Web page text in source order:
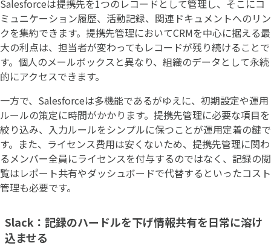
Salesforceは提携先を1つのレコードとして管理し、そこにコ
ミュニケーション履歴、活動記録、関連ドキュメントへのリン
クを集約できます。提携先管理においてCRMを中心に据える最
大の利点は、担当者が変わってもレコードが残り続けることで
す。個人のメールボックスと異なり、組織のデータとして永続
的にアクセスできます。
一方で、Salesforceは多機能であるがゆえに、初期設定や運用
ルールの策定に時間がかかります。提携先管理に必要な項目を
絞り込み、入力ルールをシンプルに保つことが運用定着の鍵で
す。また、ライセンス費用は安くないため、提携先管理に関わ
るメンバー全員にライセンスを付与するのではなく、記録の閲
覧はレポート共有やダッシュボードで代替するといったコスト
管理も必要です。
Slack：記録のハードルを下げ情報共有を日常に溶け
込ませる